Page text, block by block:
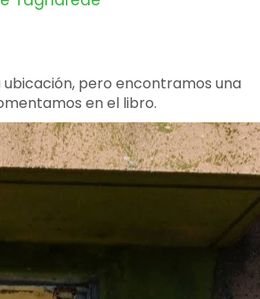
ubicación, pero encontramos una
en el libro.